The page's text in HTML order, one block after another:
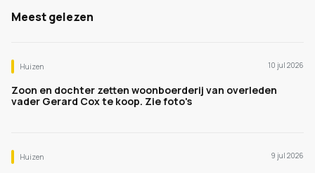
Meest gelezen
Huizen 10 jul 2026
Zoon en dochter zetten woonboerderij van overleden
vader Gerard Cox te koop. Zie foto's
Huizen 9 jul 2026